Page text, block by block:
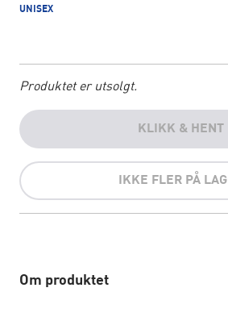
UNISEX
Produktet er utsolgt.
KLIKK & HENT
IKKE FLER PÅ
Om produktet